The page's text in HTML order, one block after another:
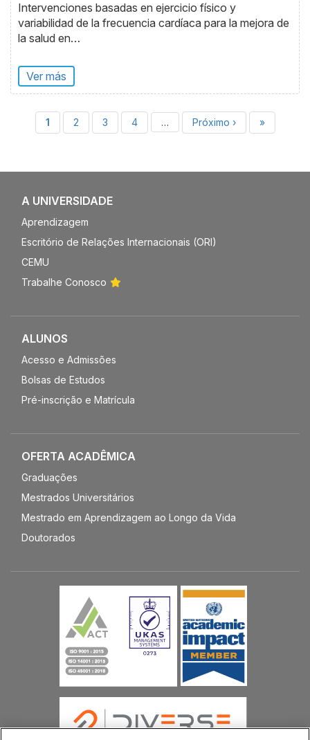
Intervenciones basadas en ejercicio físico y
variabilidad de la frecuencia cardíaca para la mejora de
la salud en…
Ver más
PaginaçãoPágina
atual
1 Página
2 Página
3 Página
4 …
Próxima
página
Próximo ›
Última
página
»
A UNIVERSIDADE
Aprendizagem
Escritório de Relações Internacionais (ORI)
CEMU
Trabalhe Conosco
ALUNOS
Acesso e Admissões
Bolsas de Estudos
Pré-inscrição e Matrícula
OFERTA ACADÊMICA
Graduações
Mestrados Universitários
Mestrado em Aprendizagem ao Longo da Vida
Doutorados